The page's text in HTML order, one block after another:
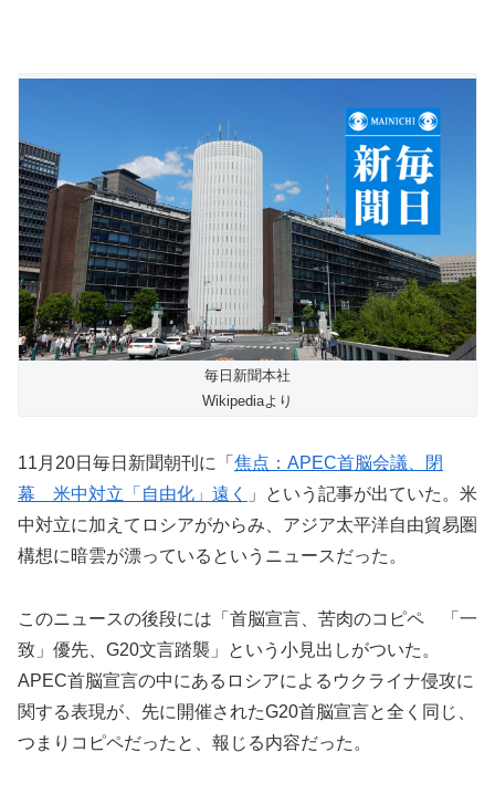
毎日新聞本社
Wikipediaより
11月20日毎日新聞朝刊に「 焦点：APEC首脳会議、閉
幕 米中対立「自由化」遠く
」という記事が出ていた。米
中対立に加えてロシアがからみ、アジア太平洋自由貿易圏
構想に暗雲が漂っているというニュースだった。
このニュースの後段には「首脳宣言、苦肉のコピペ 「一
致」優先、G20文言踏襲」という小見出しがついた。
APEC首脳宣言の中にあるロシアによるウクライナ侵攻に
関する表現が、先に開催されたG20首脳宣言と全く同じ、
つまりコピペだったと、報じる内容だった。